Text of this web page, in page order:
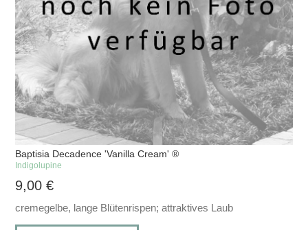
Baptisia Decadence 'Vanilla Cream' ®
Indigolupine
9,00€
cremegelbe, lange Blütenrispen; attraktives Laub